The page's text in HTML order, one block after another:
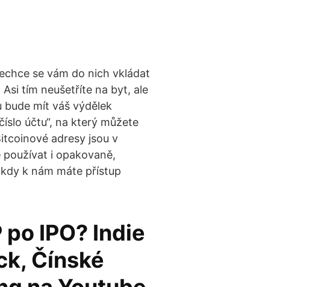
se vám do nich vkládat
tím neušetříte na byt, ale
mít váš výdělek
účtu“, na který můžete
adresy jsou v
i opakovaně,
k nám máte přístup
IPO? Indie
Čínské